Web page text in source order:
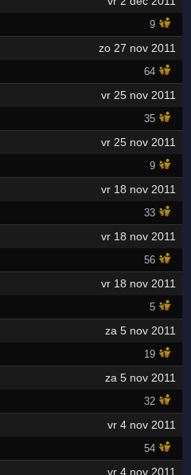
9
zo 27 nov 2011
64
vr 25 nov 2011
35
vr 25 nov 2011
9
vr 18 nov 2011
33
vr 18 nov 2011
56
vr 18 nov 2011
5
za 5 nov 2011
19
za 5 nov 2011
32
vr 4 nov 2011
54
vr 4 nov 2011